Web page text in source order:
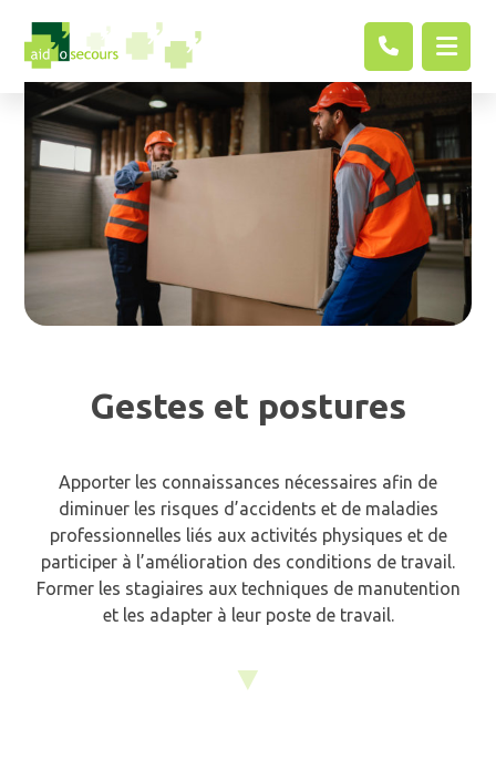
Gestes et postures
Apporter les connaissances nécessaires afin de
diminuer les risques d’accidents et de maladies
professionnelles liés aux activités physiques et de
participer à l’amélioration des conditions de travail.
Former les stagiaires aux techniques de manutention
et les adapter à leur poste de travail.
▼